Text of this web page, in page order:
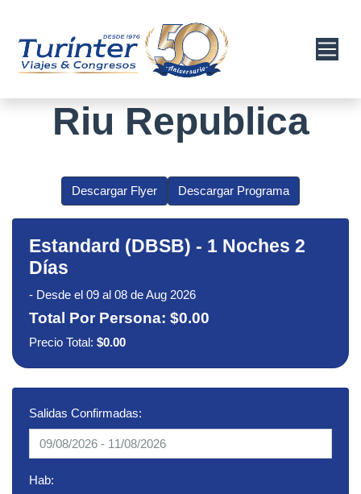
Riu Republica
Descargar Flyer Descargar Programa
Estandard (DBSB) - 1 Noches 2
Días
- Desde el 09 al 08 de Aug 2026
Total Por Persona: $0.00
Precio Total: $0.00
Salidas Confirmadas:
Hab: